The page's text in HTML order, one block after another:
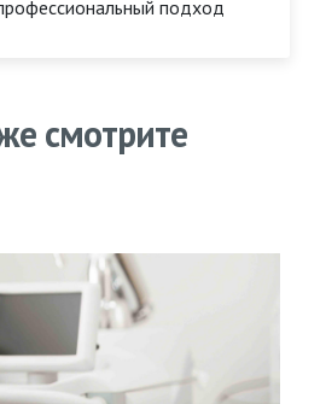
подход
смотрите